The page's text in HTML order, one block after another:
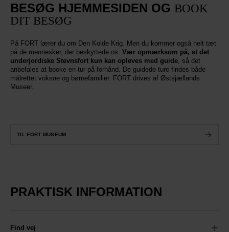
BESØG HJEMMESIDEN OG BOOK
DIT BESØG
På FORT lærer du om Den Kolde Krig. Men du kommer også helt tæt
på de mennesker, der beskyttede os. Vær opmærksom på, at det
underjordiske Stevnsfort kun kan opleves med guide, så det
anbefales at booke en tur på forhånd. De guidede ture findes både
målrettet voksne og børnefamilier. FORT drives af Østsjællands
Museer.
TIL FORT MUSEUM
PRAKTISK INFORMATION
Find vej